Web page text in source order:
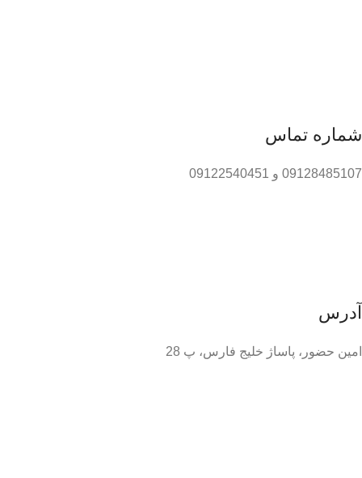
شماره تماس
09128485107 و 09122540451
آدرس
امین حضور، پاساژ خلیج فارس، پ 28